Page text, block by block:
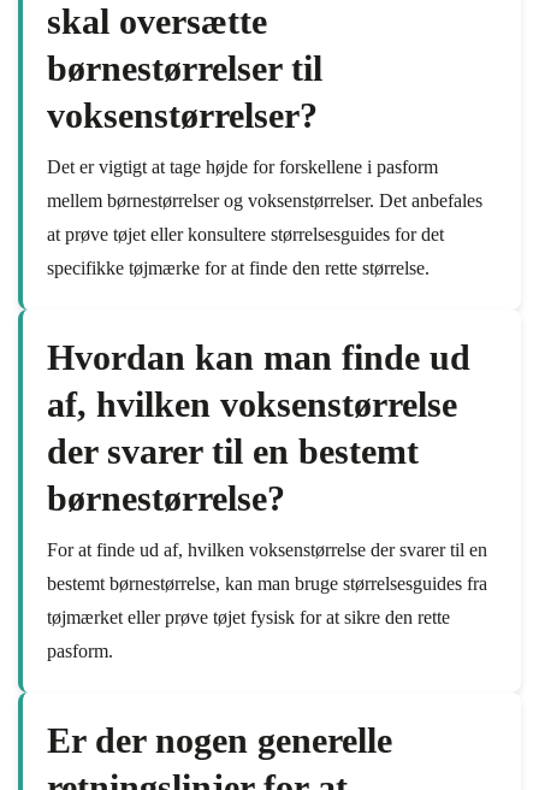
skal oversætte
børnestørrelser til
voksenstørrelser?
Det er vigtigt at tage højde for forskellene i pasform
mellem børnestørrelser og voksenstørrelser. Det anbefales
at prøve tøjet eller konsultere størrelsesguides for det
specifikke tøjmærke for at finde den rette størrelse.
Hvordan kan man finde ud
af, hvilken voksenstørrelse
der svarer til en bestemt
børnestørrelse?
For at finde ud af, hvilken voksenstørrelse der svarer til en
bestemt børnestørrelse, kan man bruge størrelsesguides fra
tøjmærket eller prøve tøjet fysisk for at sikre den rette
pasform.
Er der nogen generelle